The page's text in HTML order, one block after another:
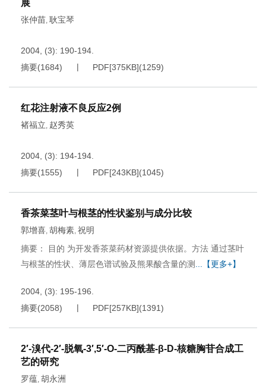
展
张仲苗, 耿宝琴
2004, (3): 190-194.
摘要(1684) PDF[375KB](1259)
红花注射液不良反应2例
褚福立, 赵秀英
2004, (3): 194-194.
摘要(1555) PDF[243KB](1045)
香茶菜茎叶与根茎的性状鉴别与成分比较
郭增喜, 胡梅素, 祝明
摘要： 目的 为开发香茶菜药材资源提供依据。方法 通过茎叶
与根茎的性状、薄层色谱试验及熊果酸含量的测
...【更多+】
2004, (3): 195-196.
摘要(2058) PDF[257KB](1391)
2′-溴代-2′-脱氧-3′,5′-O-二丙酰基-β-D-核糖胸苷合成工
艺的研究
罗蕴, 胡永洲